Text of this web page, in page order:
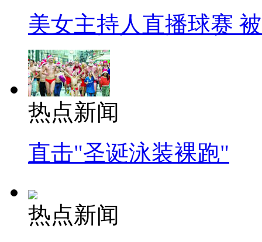
美女主持人直播球赛
热点新闻
直击"圣诞泳装裸跑"
热点新闻